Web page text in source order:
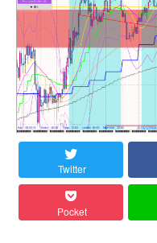
Twitter
Pocket